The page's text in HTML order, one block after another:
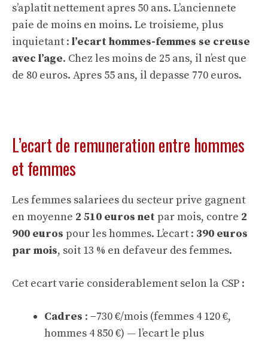
s’aplatit nettement apres 50 ans. L’anciennete
paie de moins en moins. Le troisieme, plus
inquietant : l’ecart hommes-femmes se creuse
avec l’age. Chez les moins de 25 ans, il n’est que
de 80 euros. Apres 55 ans, il depasse 770 euros.
L’ecart de remuneration entre hommes
et femmes
Les femmes salariees du secteur prive gagnent
en moyenne 2 510 euros net par mois, contre 2
900 euros pour les hommes. L’ecart : 390 euros
par mois, soit 13 % en defaveur des femmes.
Cet ecart varie considerablement selon la CSP :
Cadres : −730 €/mois (femmes 4 120 €,
hommes 4 850 €) — l’ecart le plus